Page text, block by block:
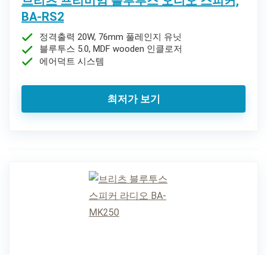
BA-RS2
정격출력 20W, 76mm 풀레인지 유닛
블루투스 5.0, MDF wooden 인클로저
에어덕트 시스템
최저가 보기